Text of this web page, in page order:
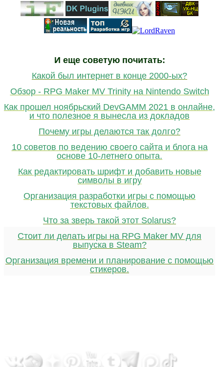
И еще советую почитать:
Какой был интернет в конце 2000-ых?
Обзор - RPG Maker MV Trinity на Nintendo Switch
Как прошел ноябрьский DevGAMM 2021 в онлайне,
и что полезное я вынесла из докладов
Почему игры делаются так долго?
10 советов по ведению своего сайта и блога на
основе 10-летнего опыта.
Как редактировать шрифт и добавить новые
символы в игру
Организация разработки игры с помощью
текстовых файлов.
Что за зверь такой этот Solarus?
Стоит ли делать игры на RPG Maker MV для
выпуска в Steam?
Организация времени и планирование с помощью
стикеров.